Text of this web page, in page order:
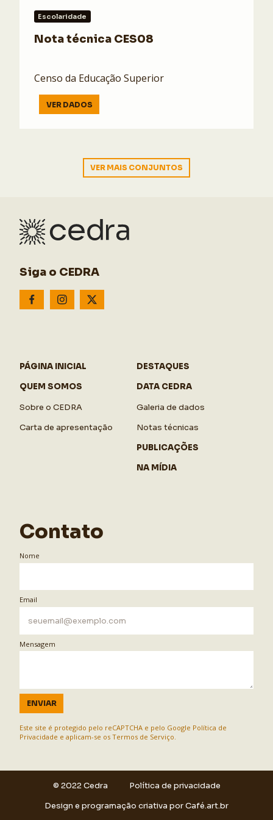
Escolaridade
Nota técnica CES08
Censo da Educação Superior
VER DADOS
VER MAIS CONJUNTOS
Siga o CEDRA
PÁGINA INICIAL
QUEM SOMOS
Sobre o CEDRA
Carta de apresentação
DESTAQUES
DATA CEDRA
Galeria de dados
Notas técnicas
PUBLICAÇÕES
NA MÍDIA
Contato
Nome
Email
Mensagem
ENVIAR
Este site é protegido pelo reCAPTCHA e pelo Google Política de
Privacidade e aplicam-se os Termos de Serviço
© 2022 Cedra
Política de privacidade
Design e programação criativa porCafé.art.br